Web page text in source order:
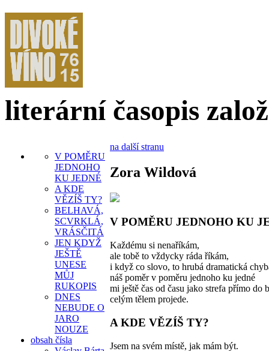
literární časopis
V POMĚRU
JEDNOHO
KU JEDNÉ
A KDE
VĚZÍŠ TY?
BELHAVÁ,
SCVRKLÁ,
VRÁSČITÁ
JEN KDYŽ
JEŠTĚ
UNESE
MŮJ
RUKOPIS
DNES
NEBUDE O
JARO
NOUZE
obsah čísla
na další stranu
Zora Wildová
V POMĚRU JEDNOHO KU
Každému si nenaříkám,
ale tobě to vždycky ráda říkám,
i když co slovo, to hrubá dramatická
náš poměr v poměru jednoho ku jedné
mi ještě čas od času jako strefa přímo do
celým tělem projede.
A KDE VĚZÍŠ TY?
Jsem na svém místě, jak mám být.